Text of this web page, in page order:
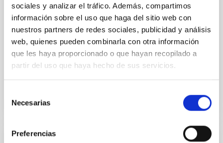
sociales y analizar el tráfico. Además, compartimos
información sobre el uso que haga del sitio web con
nuestros partners de redes sociales, publicidad y análisis
web, quienes pueden combinarla con otra información
que les haya proporcionado o que hayan recopilado a
partir del uso que haya hecho de sus servicios.
Necesarias
Preferencias
active galactic nuclei
With an adequate supply of matter, the inward
drifting of dust particles induced by the Poynting-
Robertson effect can lead to the formation of a shell
or disk...